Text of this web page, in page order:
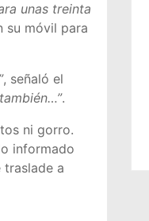
unas treinta
su móvil para
, señaló el
.
ni gorro.
informado
a